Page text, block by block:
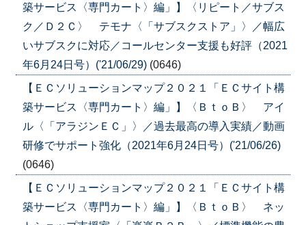
築サービス〈専門カート〉編」】〈リピート／サブス
ク／Ｄ２Ｃ〉 テモナ〈「サブスクストア」〉／幅広
いサブスクに対応／コールセンター支援も好評（2021
年6月24日号）('21/06/29) (0646)
【ＥＣソリューションマップ２０２１「ＥＣサイト構
築サービス〈専門カート〉編」】〈ＢｔｏＢ〉 アイ
ル〈「アラジンＥＣ」〉／過去最高の導入実績／動画
研修でサポート強化（2021年6月24日号）('21/06/26)
(0646)
【ＥＣソリューションマップ２０２１「ＥＣサイト構
築サービス〈専門カート〉編」】〈ＢｔｏＢ〉 ネッ